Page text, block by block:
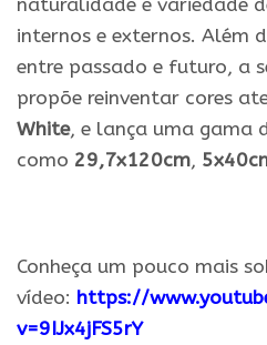
naturalidade e variedade
internos e externos. Além
entre passado e futuro, a
propõe reinventar cores
White, e lança uma gama
como 29,7x120cm,
Conheça um pouco mais
vídeo: https://
v=9IJx4jFS5rY